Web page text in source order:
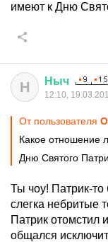
имеют к Дню
Н Ныч
12:10,
От пользователя
Какое отношение
Дню Святого
Ты чоу! Патрик-
слегка небритые
Патрик отомстил
общался